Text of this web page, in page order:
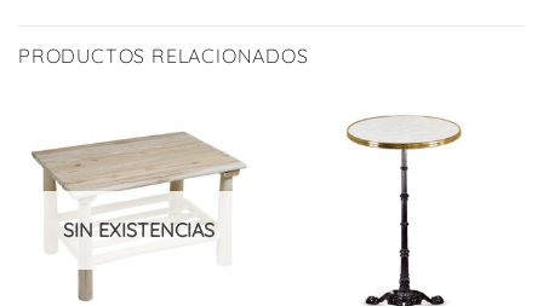
PRODUCTOS RELACIONADOS
SIN EXISTENCIAS